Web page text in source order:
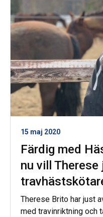
15 maj 2020
Färdig med
nu vill Therese
Therese Brito har just
med travinriktning och